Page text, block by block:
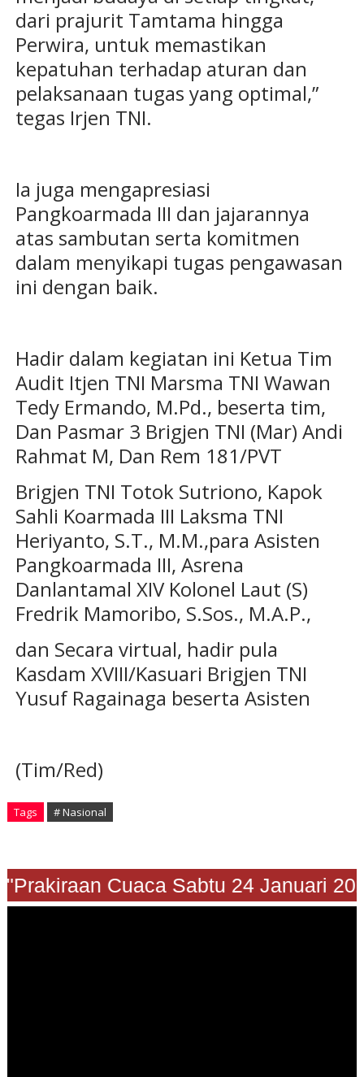
dari prajurit Tamtama hingga
Perwira, untuk memastikan
kepatuhan terhadap aturan dan
pelaksanaan tugas yang optimal,”
tegas Irjen TNI.
Ia juga mengapresiasi
Pangkoarmada III dan jajarannya
atas sambutan serta komitmen
dalam menyikapi tugas pengawasan
ini dengan baik.
Hadir dalam kegiatan ini Ketua Tim
Audit Itjen TNI Marsma TNI Wawan
Tedy Ermando, M.Pd., beserta tim,
Dan Pasmar 3 Brigjen TNI (Mar) Andi
Rahmat M, Dan Rem 181/PVT
Brigjen TNI Totok Sutriono, Kapok
Sahli Koarmada III Laksma TNI
Heriyanto, S.T., M.M.,para Asisten
Pangkoarmada III, Asrena
Danlantamal XIV Kolonel Laut (S)
Fredrik Mamoribo, S.Sos., M.A.P.,
dan Secara virtual, hadir pula
Kasdam XVIII/Kasuari Brigjen TNI
Yusuf Ragainaga beserta Asisten
(Tim/Red)
Tags # Nasional
"Prakiraan Cuaca Sabtu 24 Januari